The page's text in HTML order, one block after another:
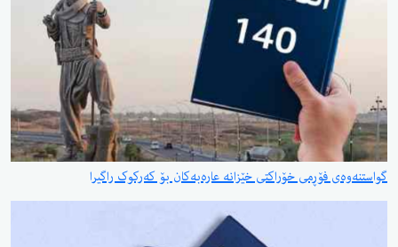
گواستنەوەی فۆڕمی خۆراکتی خێزانە عارەبەکان بۆ کەرکوک راگیرا